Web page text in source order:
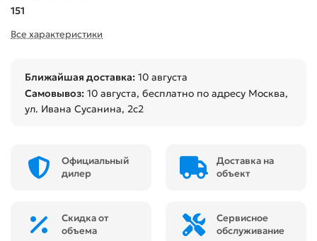
151
Все характеристики
Ближайшая доставка: 10 августа
Самовывоз: 10 августа, бесплатно по адресу Москва,
ул. Ивана Сусанина, 2с2
Официальный
дилер
Доставка на
объект
Скидка от
объема
Сервисное
обслуживание